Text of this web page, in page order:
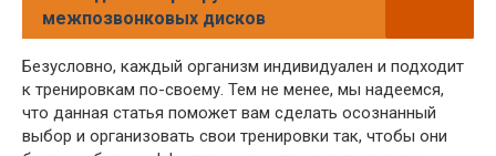
межпозвонковых дисков
Безусловно, каждый организм индивидуален и подходит
к тренировкам по-своему. Тем не менее, мы надеемся,
что данная статья поможет вам сделать осознанный
выбор и организовать свои тренировки так, чтобы они